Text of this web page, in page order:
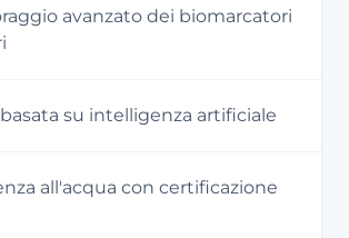
avanzato dei biomarcatori
su intelligenza artificiale
all'acqua con certificazione